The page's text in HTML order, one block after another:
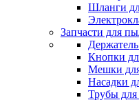
Шланги
Запчасти для
Кнопки
Мешки
Насадки
Трубы для